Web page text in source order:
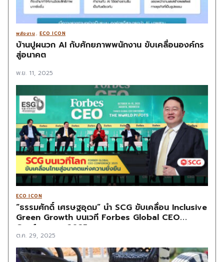
พลังงาน , ECO ICON
บ้านปูผนวก AI กับศักยภาพพนักงาน ขับเคลื่อนองค์กร
สู่อนาคต
พ.ย. 11, 2025
ECO ICON
“ธรรมศักดิ์ เศรษฐอุดม” นำ SCG ขับเคลื่อน Inclusive
Green Growth บนเวที Forbes Global CEO
Conference 2025
ต.ค. 29, 2025